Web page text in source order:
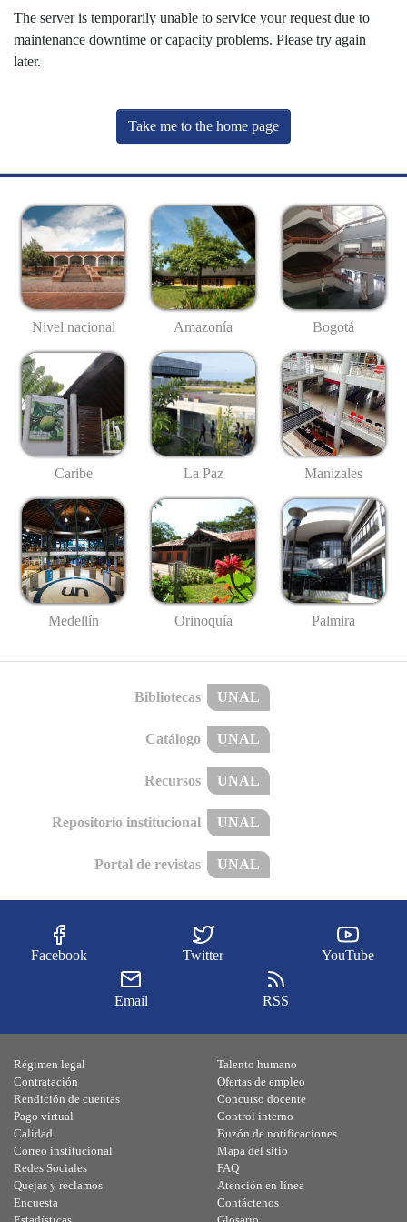
The server is temporarily unable to service your request due to
maintenance downtime or capacity problems. Please try again
later.
Take me to the home page
Nivel nacional Amazonía Bogotá
Caribe La Paz Manizales
Medellín Orinoquía Palmira
Bibliotecas UNAL
Catálogo UNAL
Recursos UNAL
Repositorio institucional UNAL
Portal de revistas UNAL
Facebook Twitter YouTube
Email RSS
Régimen legal
Contratación
Rendición de cuentas
Pago virtual
Calidad
Talento humano
Ofertas de empleo
Concurso docente
Control interno
Buzón de notificaciones
Correo institucional
Redes Sociales
Quejas y reclamos
Encuesta
Mapa del sitio
FAQ
Atención en línea
Contáctenos